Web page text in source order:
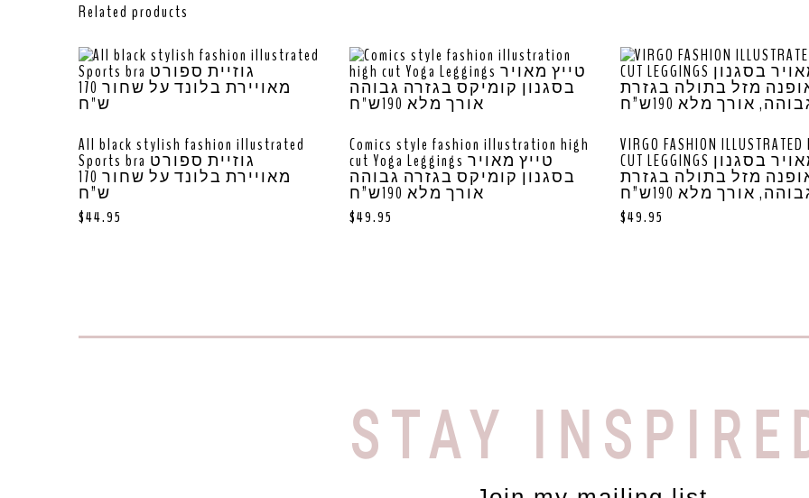
Related products
All black stylish fashion illustrated
Sports bra גוזיית ספורט
מאויירת בלונד על שחור 170
ש”ח
$44.95
Comics style fashion illustration high
cut Yoga Leggings טייץ מאויר
בסגנון קומיקס בגזרה גבוהה
אורך מלא 190ש”ח
$49.95
VIRGO FASHION ILLUSTRATED
CUT LEGGINGS טייץ מאויר בסגנון
מזל בתולה בגזרת
אורך מלא 190ש”ח
$49.95
STAY